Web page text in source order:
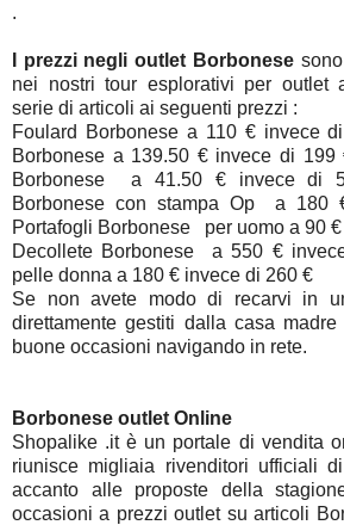
.
I prezzi negli outlet Borbonesesono
nei nostri tour esplorativi per outlet
serie di articoli ai seguenti prezzi :
Foulard Borbonese a 110 € invece
Borbonese a 139.50 € invece di
Borbonese a 41.50 € invece di
Borbonese con stampa Op a 180
Portafogli Borbonese per uomo a 90
Decollete Borbonese a 550 €
pelle donna a 180 € invece di 260 €
Se non avete modo di recarvi in
direttamente gestiti dalla casa
buone occasioni navigando in rete.
Borbonese outlet Online
Shopalike .it è un portale di vendita
riunisce migliaia rivenditori ufficiali
accanto alle proposte della
occasioni a prezzi outlet su articoli